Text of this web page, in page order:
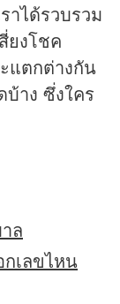
าได้รวบรวม
ยงโชค
แตกต่างกัน
บ้าง ซึ่งใคร
ล
เลขไหน